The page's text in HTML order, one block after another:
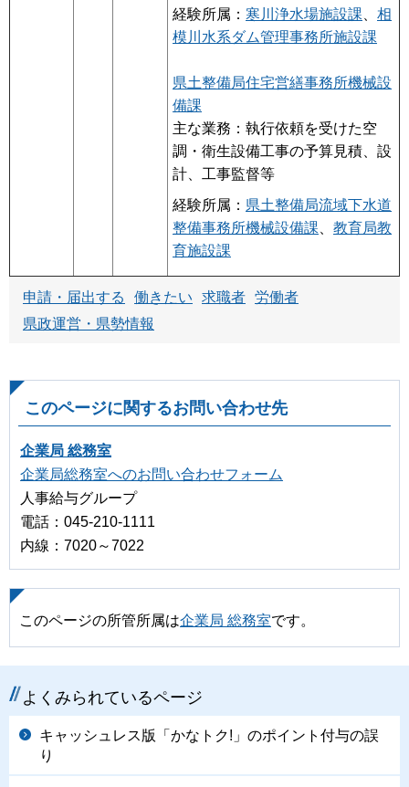
経験所属： 寒川浄水場施設課
相
模川水系ダム管理事務所施設課
県土整備局住宅営繕事務所機械設
備課
主な業務：執行依頼を受けた空
調・衛生設備工事の予算見積、設
計、工事監督等
経験所属： 県土整備局流域下水道
整備事務所機械設備課、 教育局教
育施設課
申請・届出する 働きたい 求職者 労働者
県政運営・県勢情報
このページに関するお問い合わせ先
企業局 総務室
企業局総務室へのお問い合わせフォーム
人事給与グループ
電話：045-210-1111
内線：7020～7022
このページの所管所属は企業局 総務室です。
よくみられているページ
キャッシュレス版「かなトク!」のポイント付与の誤
り